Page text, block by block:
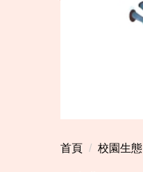
首頁 校園生態